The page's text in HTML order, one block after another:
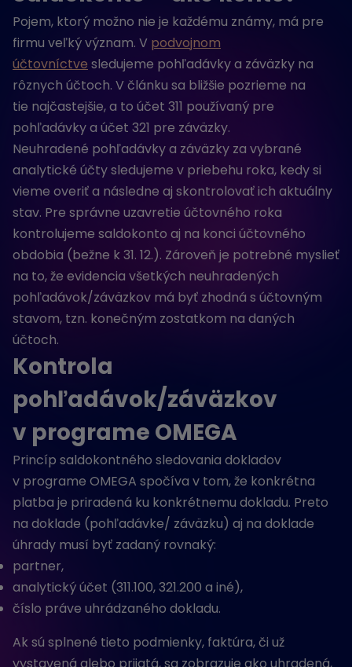
Pojem, ktorý možno nie je každému známy, má pre
firmu veľký význam. V podvojnom
účtovníctve sledujeme pohľadávky a záväzky na
rôznych účtoch. V článku sa bližšie pozrieme na
tie najčastejšie, a to účet 311 používaný pre
pohľadávky a účet 321 pre záväzky.
Neuhradené pohľadávky a záväzky za vybrané
analytické účty sledujeme v priebehu roka, kedy si
vieme overiť a následne aj skontrolovať ich aktuálny
stav. Pre správne uzavretie účtovného roka
kontrolujeme saldokonto aj na konci účtovného
obdobia (bežne k 31. 12.). Zároveň je potrebné myslieť
na to, že evidencia všetkých neuhradených
pohľadávok/záväzkov má byť zhodná s účtovným
stavom, tzn. konečným zostatkom na daných
účtoch.
Kontrola
pohľadávok/záväzkov
v programe OMEGA
Princíp saldokontného sledovania dokladov
v programe OMEGA spočíva v tom, že konkrétna
platba je priradená ku konkrétnemu dokladu. Preto
na doklade (pohľadávke/ záväzku) aj na doklade
úhrady musí byť zadaný rovnaký:
partner,
analytický účet (311.100, 321.200 a iné),
číslo práve uhrádzaného dokladu.
Ak sú splnené tieto podmienky, faktúra, či už